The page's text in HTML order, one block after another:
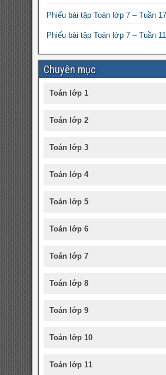
Phiếu bài tập Toán lớp 7 – Tuần 17
Phiếu bài tập Toán lớp 7 – Tuần 11
Chuyên mục
Toán lớp 1
Toán lớp 2
Toán lớp 3
Toán lớp 4
Toán lớp 5
Toán lớp 6
Toán lớp 7
Toán lớp 8
Toán lớp 9
Toán lớp 10
Toán lớp 11